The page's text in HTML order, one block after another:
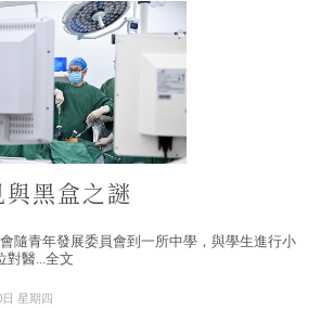
黑盒之謎
隨青年發展委員會到一所中學，與學生進行小
對醫...全文
星期四